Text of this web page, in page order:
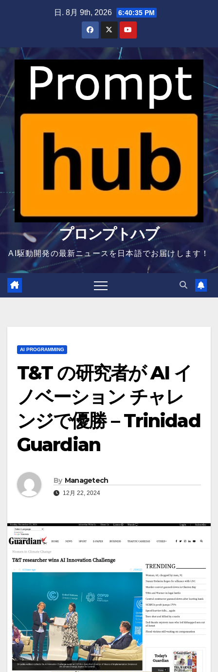
日. 8月 9th, 2026 6:40:36 PM
プロンプトハブ
AI駆動開発の最新ニュースを日本語でお届けします！
AI PROGRAMMING
T&T の研究者が AI イ
ノベーション チャレ
ンジで優勝 – Trinidad
Guardian
By Managetech
12月 22, 2024